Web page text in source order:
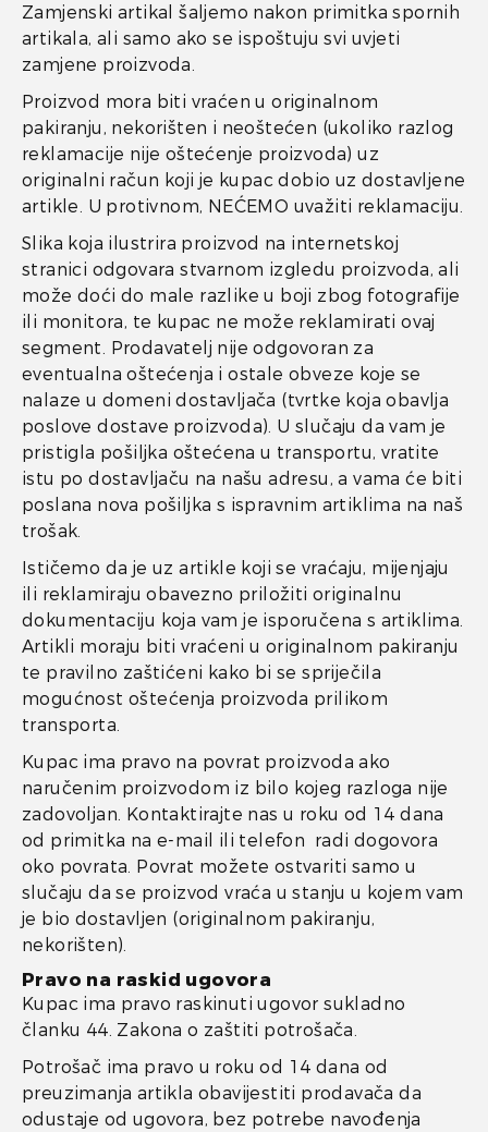
Zamjenski artikal šaljemo nakon primitka spornih
artikala, ali samo ako se ispoštuju svi uvjeti
zamjene proizvoda.
Proizvod mora biti vraćen u originalnom
pakiranju, nekorišten i neoštećen (ukoliko razlog
reklamacije nije oštećenje proizvoda) uz
originalni račun koji je kupac dobio uz dostavljene
artikle. U protivnom, NEĆEMO uvažiti reklamaciju.
Slika koja ilustrira proizvod na internetskoj
stranici odgovara stvarnom izgledu proizvoda, ali
može doći do male razlike u boji zbog fotografije
ili monitora, te kupac ne može reklamirati ovaj
segment. Prodavatelj nije odgovoran za
eventualna oštećenja i ostale obveze koje se
nalaze u domeni dostavljača (tvrtke koja obavlja
poslove dostave proizvoda). U slučaju da vam je
pristigla pošiljka oštećena u transportu, vratite
istu po dostavljaču na našu adresu, a vama će biti
poslana nova pošiljka s ispravnim artiklima na naš
trošak.
Ističemo da je uz artikle koji se vraćaju, mijenjaju
ili reklamiraju obavezno priložiti originalnu
dokumentaciju koja vam je isporučena s artiklima.
Artikli moraju biti vraćeni u originalnom pakiranju
te pravilno zaštićeni kako bi se spriječila
mogućnost oštećenja proizvoda prilikom
transporta.
Kupac ima pravo na povrat proizvoda ako
naručenim proizvodom iz bilo kojeg razloga nije
zadovoljan. Kontaktirajte nas u roku od 14 dana
od primitka na e-mail ili telefon radi dogovora
oko povrata. Povrat možete ostvariti samo u
slučaju da se proizvod vraća u stanju u kojem vam
je bio dostavljen (originalnom pakiranju,
nekorišten).
Pravo na raskid ugovora
Kupac ima pravo raskinuti ugovor sukladno
članku 44. Zakona o zaštiti potrošača.
Potrošač ima pravo u roku od 14 dana od
preuzimanja artikla obavijestiti prodavača da
odustaje od ugovora, bez potrebe navođenja